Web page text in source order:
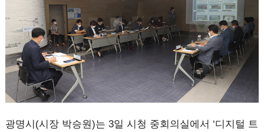
광명시(시장 박승원)는 3일 시청 중회의실에서 ‘디지털 트